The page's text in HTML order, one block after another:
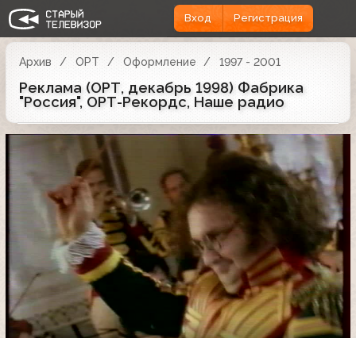
Вход Регистрация
Архив ОРТ Оформление 1997 - 2001
Реклама (ОРТ, декабрь 1998) Фабрика
"Россия", ОРТ-Рекордс, Наше радио